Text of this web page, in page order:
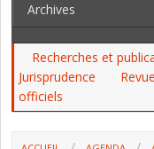
Archives
Recherches et
Jurisprudence
officiels